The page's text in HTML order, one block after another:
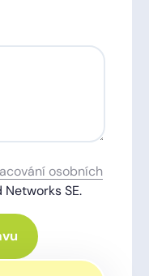
osobních
SE.